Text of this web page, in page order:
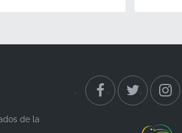
Esta pegatina auténtica
y "derecha"
de la